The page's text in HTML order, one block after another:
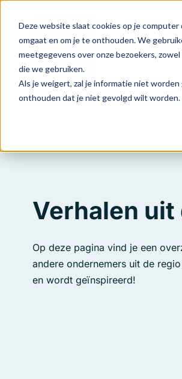
Deze website slaat cookies op je
omgaat en om je te onthouden. We
meetgegevens over onze bezoekers,
die we gebruiken.
Als je weigert, zal je informatie niet
onthouden dat je niet gevolgd wilt worden.
Home
Verhalen
Op deze pagina vind je een
andere ondernemers uit de
en wordt geïnspireerd!